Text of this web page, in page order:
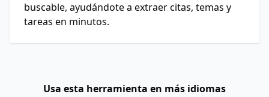
buscable, ayudándote a extraer citas, temas y
tareas en minutos.
Usa esta herramienta en más idiomas